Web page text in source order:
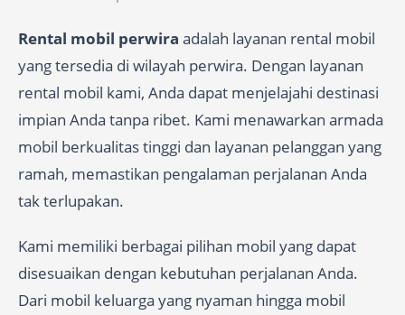
Rental mobil perwira adalah layanan rental mobil
yang tersedia di wilayah perwira. Dengan layanan
rental mobil kami, Anda dapat menjelajahi destinasi
impian Anda tanpa ribet. Kami menawarkan armada
mobil berkualitas tinggi dan layanan pelanggan yang
ramah, memastikan pengalaman perjalanan Anda
tak terlupakan.
Kami memiliki berbagai pilihan mobil yang dapat
disesuaikan dengan kebutuhan perjalanan Anda.
Dari mobil keluarga yang nyaman hingga mobil